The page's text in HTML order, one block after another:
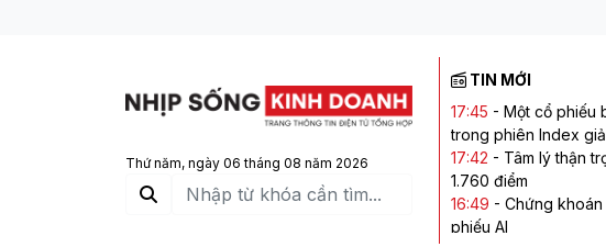
Thứ năm, ngày 06 tháng 08 năm 2026
TIN MỚI
17:45 - Một cổ phiếu
trong phiên Index
17:42 - Tâm lý thận
1.760 điểm
16:49 - Chứng khoán
phiếu AI